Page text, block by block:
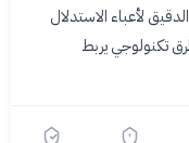
لأعباء الاستدلال
تكنولوجي يربط